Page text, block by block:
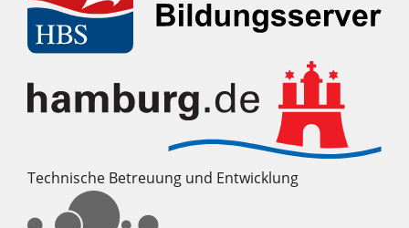
Technische Betreuung und Entwicklung